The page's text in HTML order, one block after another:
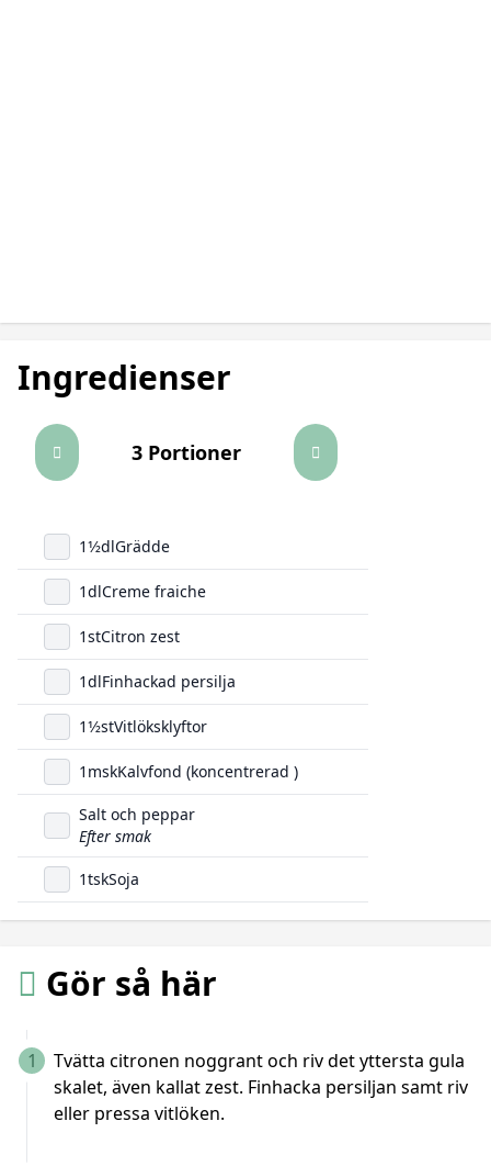
Ingredienser
3 Portioner
11/2dlGrädde
1dlCreme fraiche
1stCitron zest
1dlFinhackad persilja
11/2stVitlöksklyftor
1 mskKalvfond (koncentrerad )
Salt och peppar
Efter smak
1tskSoja
Gör så här
1
Tvätta citronen noggrant och riv det yttersta gula
skalet, även kallat zest. Finhacka persiljan samt riv
eller pressa vitlöken.